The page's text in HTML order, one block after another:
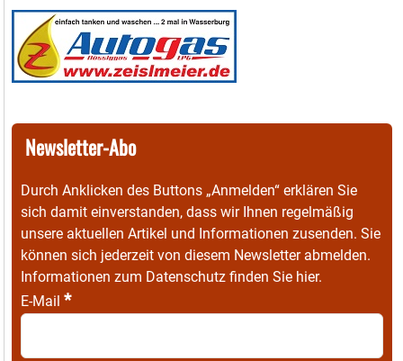
Newsletter-Abo
Durch Anklicken des Buttons „Anmelden“ erklären Sie
sich damit einverstanden, dass wir Ihnen regelmäßig
unsere aktuellen Artikel und Informationen zusenden. Sie
können sich jederzeit von diesem Newsletter abmelden.
Informationen zum Datenschutz finden Sie hier.
E-Mail *